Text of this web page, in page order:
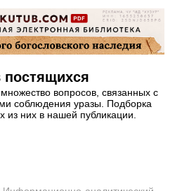
постящихся
вопросов, связанных с
соблюдения уразы. Подборка
из них в нашей публикации.